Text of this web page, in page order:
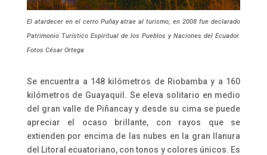
El atardecer en el cerro Puñay atrae al turismo; en 2008 fue declarado
Patrimonio Turístico Espiritual de los Pueblos y Naciones del Ecuador.
Fotos César Ortega
Se encuentra a 148 kilómetros de Riobamba y a 160
kilómetros de Guayaquil. Se eleva solitario en medio
del gran valle de Piñancay y desde su cima se puede
apreciar el ocaso brillante, con rayos que se
extienden por encima de las nubes en la gran llanura
del Litoral ecuatoriano, con tonos y colores únicos. Es